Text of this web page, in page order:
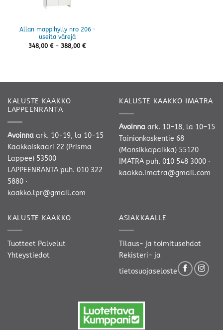
Allan mappihylly nro 206 ·
useita värejä
348,00 € – 388,00 €Hintaluokka:
KALUSTE KAAKKO
LAPPEENRANTA
Avoinna ark. 10-19, la 10-15
Kaakkoiskaari 22 (Prisma
Lappee) 53500
LAPPEENRANTA puh. 010 322
5880 ·
kaakko.lpr@gmail.com
KALUSTE KAAKKO IMATRA
Avoinna ark. 10–18, la 10–15
Tainionkoskentie 68
(Mansikkapaikka) 55120
IMATRA puh. 010 548 3000 ·
kaakko.imatra@gmail.com
KALUSTE KAAKKO
Tuotteet Palvelut
Yhteystiedot
ASIAKKAALLE
Tilaus- ja toimitusehdot
Rekisteri- ja
tietosuojaseloste